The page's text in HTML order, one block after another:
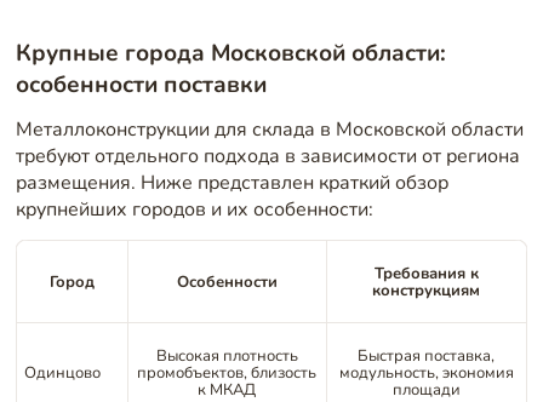
Крупные города Московской области:
особенности поставки
Металлоконструкции для склада в Московской области
требуют отдельного подхода в зависимости от региона
размещения. Ниже представлен краткий обзор
крупнейших городов и их особенности:
Город Особенности Требования к
конструкциям
Одинцово
Высокая плотность
промобъектов, близость
к МКАД
Быстрая поставка,
модульность, экономия
площади